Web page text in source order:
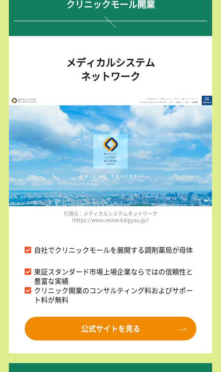
クリニックモール開業
メディカルシステム
ネットワーク
引用元：メディカルシステムネットワーク
（https://www.msnw-kaigyou.jp/）
自社でクリニックモールを展開する調剤薬局が母体
東証スタンダード市場上場企業ならではの信頼性と
豊富な実績
クリニック開業のコンサルティング料およびサポー
ト料が無料
公式サイトを見る